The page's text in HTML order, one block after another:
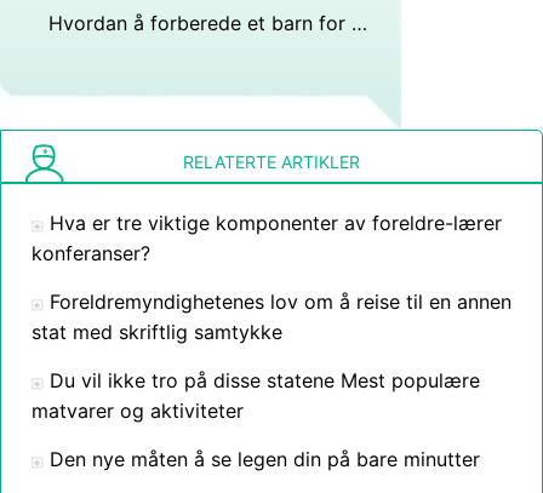
Hvordan å forberede et barn for en tonsillektomi
RELATERTE ARTIKLER
Hva er tre viktige komponenter av foreldre-lærer
konferanser?
Foreldremyndighetenes lov om å reise til en annen
stat med skriftlig samtykke
Du vil ikke tro på disse statene Mest populære
matvarer og aktiviteter
Den nye måten å se legen din på bare minutter